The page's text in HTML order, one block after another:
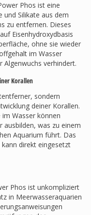
Phos ist eine
und Silikate aus dem
zu entfernen. Dieses
Eisenhydroxydbasis
ohne sie wieder
im Wasser
verhindert.
Korallen
sondern
deiner Korallen.
Wasser können
ausbilden, was zu einem
Aquarium führt. Das
direkt eingesetzt
Phos ist unkompliziert
in Meerwasseraquarien